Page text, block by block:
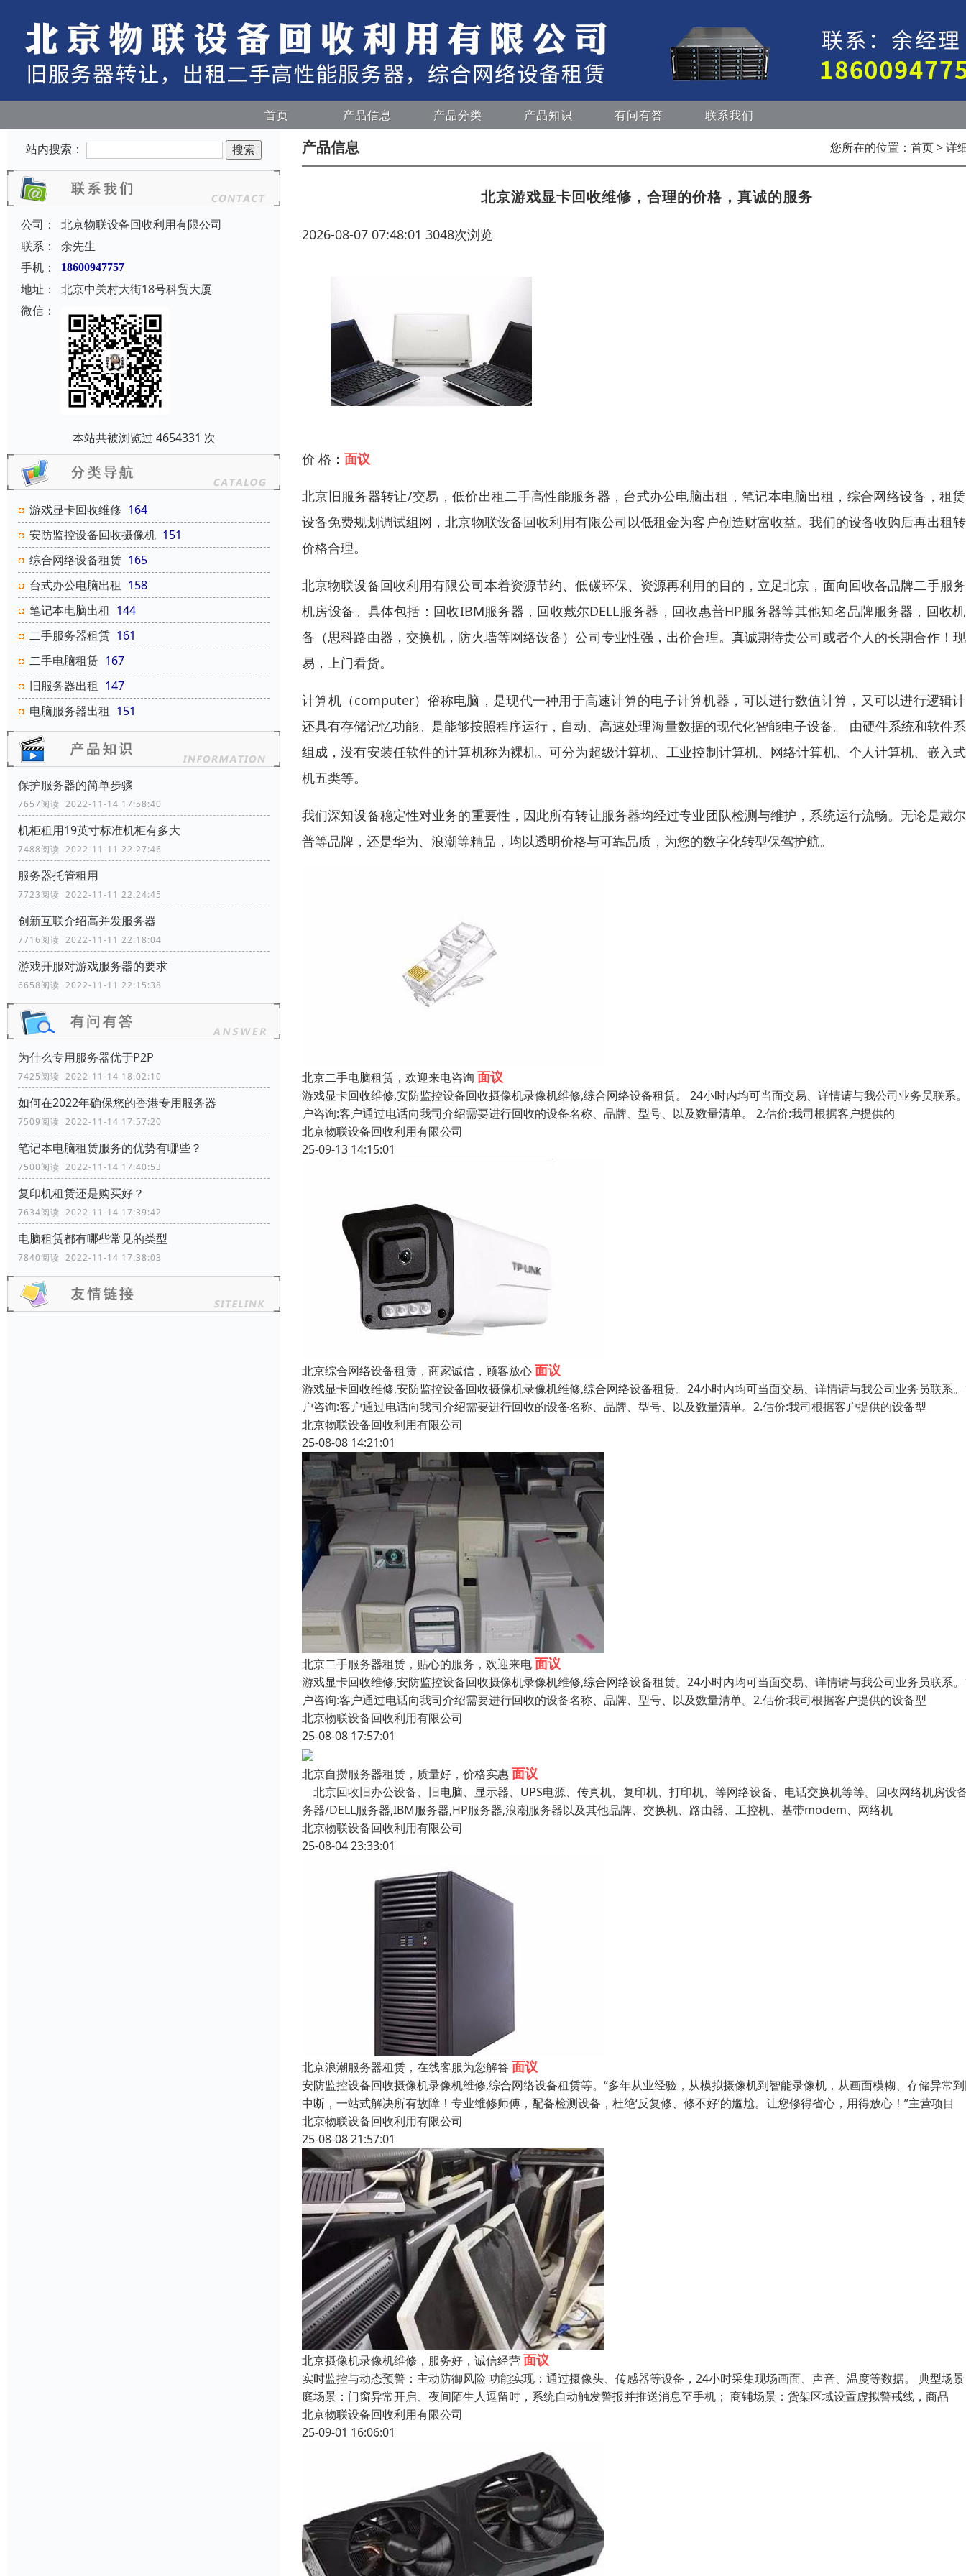
首页 产品信息 产品分类 产品知识 有问有答 联系我们
站内搜索：
公司：
北京物联设备回收利用有限公司
联系：
余先生
手机：
18600947757
地址：
北京中关村大街18号科贸大厦
微信：
本站共被浏览过 4654331 次
游戏显卡回收维修 164
安防监控设备回收摄像机 151
综合网络设备租赁 165
台式办公电脑出租 158
笔记本电脑出租 144
二手服务器租赁 161
二手电脑租赁 167
旧服务器出租 147
电脑服务器出租 151
保护服务器的简单步骤
7657阅读 2022-11-14 17:58:40
机柜租用19英寸标准机柜有多大
7488阅读 2022-11-11 22:27:46
服务器托管租用
7723阅读 2022-11-11 22:24:45
创新互联介绍高并发服务器
7716阅读 2022-11-11 22:18:04
游戏开服对游戏服务器的要求
6658阅读 2022-11-11 22:15:38
为什么专用服务器优于P2P
7425阅读 2022-11-14 18:02:10
如何在2022年确保您的香港专用服务器
7509阅读 2022-11-14 17:57:20
笔记本电脑租赁服务的优势有哪些？
7500阅读 2022-11-14 17:40:53
复印机租赁还是购买好？
7634阅读 2022-11-14 17:39:42
电脑租赁都有哪些常见的类型
7840阅读 2022-11-14 17:38:03
产品信息 您所在的位置： 首页> 详
北京游戏显卡回收维修，合理的价格，真诚的服务
2026-08-07 07:48:01 3048次浏览
价 格： 面议
北京旧服务器转让/交易，低价出租二手高性能服务器，台式办公电脑出租，笔记本电脑出租，综合网络设备，租
设备免费规划调试组网，北京物联设备回收利用有限公司以低租金为客户创造财富收益。我们的设备收购后再出租
价格合理。
北京物联设备回收利用有限公司本着资源节约、低碳环保、资源再利用的目的，立足北京，面向回收各品牌二手服
机房设备。具体包括：回收IBM服务器，回收戴尔DELL服务器，回收惠普HP服务器等其他知名品牌服务器，回收
备（思科路由器，交换机，防火墙等网络设备）公司专业性强，出价合理。真诚期待贵公司或者个人的长期合作！
易，上门看货。
计算机（computer）俗称电脑，是现代一种用于高速计算的电子计算机器，可以进行数值计算，又可以进行逻辑
还具有存储记忆功能。是能够按照程序运行，自动、高速处理海量数据的现代化智能电子设备。 由硬件系统和软件
组成，没有安装任软件的计算机称为裸机。可分为超级计算机、工业控制计算机、网络计算机、个人计算机、嵌入
机五类等。
我们深知设备稳定性对业务的重要性，因此所有转让服务器均经过专业团队检测与维护，系统运行流畅。无论是戴
普等品牌，还是华为、浪潮等精品，均以透明价格与可靠品质，为您的数字化转型保驾护航。
北京二手电脑租赁，欢迎来电咨询 面议
游戏显卡回收维修,安防监控设备回收摄像机录像机维修,综合网络设备租赁。 24小时内均可当面交易、详情请与我公司业务员联系
户咨询:客户通过电话向我司介绍需要进行回收的设备名称、品牌、型号、以及数量清单。 2.估价:我司根据客户提供的
北京物联设备回收利用有限公司
25-09-13 14:15:01
北京综合网络设备租赁，商家诚信，顾客放心面议
游戏显卡回收维修,安防监控设备回收摄像机录像机维修,综合网络设备租赁。24小时内均可当面交易、详情请与我公司业务员联系
户咨询:客户通过电话向我司介绍需要进行回收的设备名称、品牌、型号、以及数量清单。2.估价:我司根据客户提供的设备型
北京物联设备回收利用有限公司
25-08-08 14:21:01
北京二手服务器租赁，贴心的服务，欢迎来电面议
游戏显卡回收维修,安防监控设备回收摄像机录像机维修,综合网络设备租赁。24小时内均可当面交易、详情请与我公司业务员联系
户咨询:客户通过电话向我司介绍需要进行回收的设备名称、品牌、型号、以及数量清单。2.估价:我司根据客户提供的设备型
北京物联设备回收利用有限公司
25-08-08 17:57:01
北京自攒服务器租赁，质量好，价格实惠面议
北京回收旧办公设备、旧电脑、显示器、UPS电源、传真机、复印机、打印机、等网络设备、电话交换机等等。回收网络机房设
务器/DELL服务器,IBM服务器,HP服务器,浪潮服务器以及其他品牌、交换机、路由器、工控机、基带modem、网络机
北京物联设备回收利用有限公司
25-08-04 23:33:01
北京浪潮服务器租赁，在线客服为您解答面议
安防监控设备回收摄像机录像机维修,综合网络设备租赁等。“多年从业经验，从模拟摄像机到智能录像机，从画面模糊、存储异常
中断，一站式解决所有故障！专业维修师傅，配备检测设备，杜绝‘反复修、修不好’的尴尬。让您修得省心，用得放心！”主营项目
北京物联设备回收利用有限公司
25-08-08 21:57:01
北京摄像机录像机维修，服务好，诚信经营面议
实时监控与动态预警：主动防御风险 功能实现：通过摄像头、传感器等设备，24小时采集现场画面、声音、温度等数据。 典型场
庭场景：门窗异常开启、夜间陌生人逗留时，系统自动触发警报并推送消息至手机； 商铺场景：货架区域设置虚拟警戒线，商品
北京物联设备回收利用有限公司
25-09-01 16:06:01